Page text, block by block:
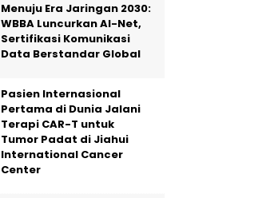
Menuju Era Jaringan 2030:
WBBA Luncurkan AI-Net,
Sertifikasi Komunikasi
Data Berstandar Global
Pasien Internasional
Pertama di Dunia Jalani
Terapi CAR-T untuk
Tumor Padat di Jiahui
International Cancer
Center